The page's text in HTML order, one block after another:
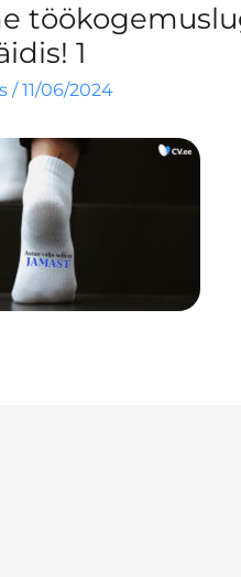
1
/11/06/2024